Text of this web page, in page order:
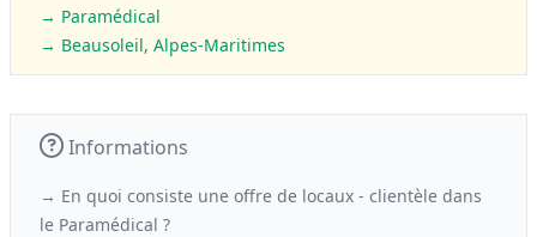
→ Paramédical
→ Beausoleil, Alpes-Maritimes
Informations
→ En quoi consiste une offre de locaux - clientèle dans
le Paramédical ?